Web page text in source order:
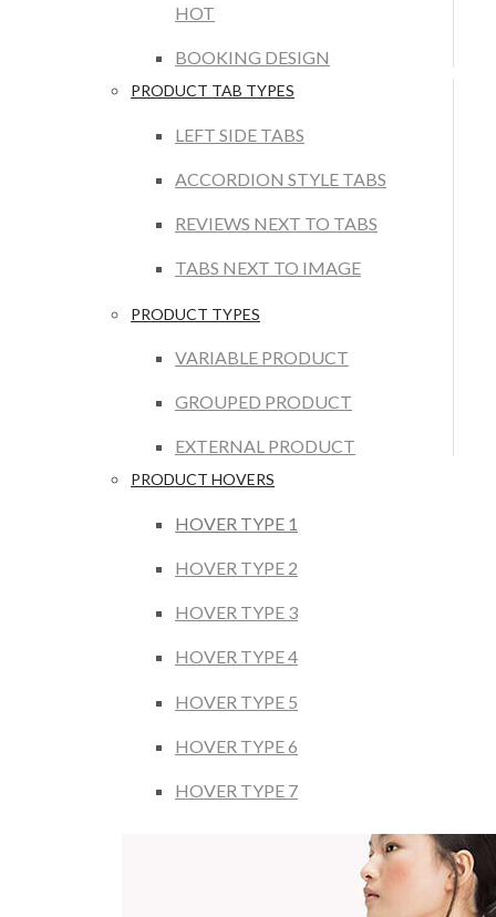
HOT
BOOKING DESIGN
PRODUCT TAB TYPES
LEFT SIDE TABS
ACCORDION STYLE TABS
REVIEWS NEXT TO TABS
TABS NEXT TO IMAGE
PRODUCT TYPES
VARIABLE PRODUCT
GROUPED PRODUCT
EXTERNAL PRODUCT
PRODUCT HOVERS
HOVER TYPE 1
HOVER TYPE 2
HOVER TYPE 3
HOVER TYPE 4
HOVER TYPE 5
HOVER TYPE 6
HOVER TYPE 7